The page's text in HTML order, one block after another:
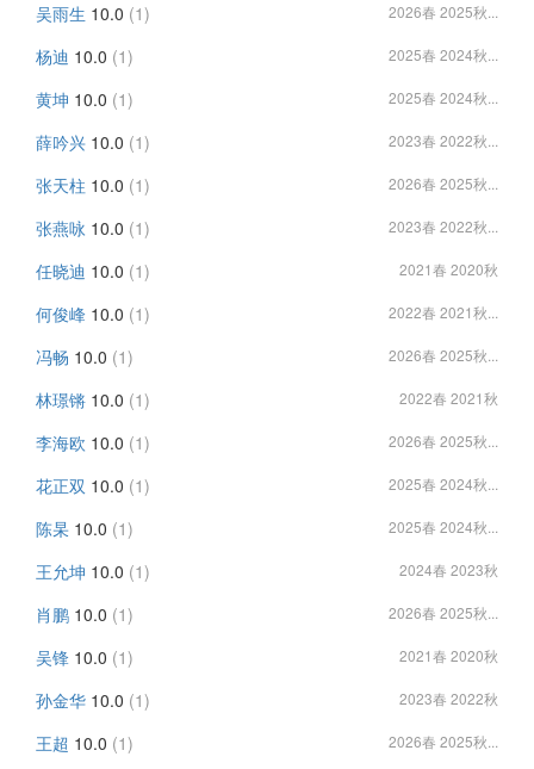
吴雨生 10.0 (1) 2026春 2025秋...
杨迪 10.0 (1) 2025春 2024秋...
黄坤 10.0 (1) 2025春 2024秋...
薛吟兴 10.0 (1) 2023春 2022秋...
张天柱 10.0 (1) 2026春 2025秋...
张燕咏 10.0 (1) 2023春 2022秋...
任晓迪 10.0 (1) 2021春 2020秋
何俊峰 10.0 (1) 2022春 2021秋...
冯畅 10.0 (1) 2026春 2025秋...
林璟锵 10.0 (1) 2022春 2021秋
李海欧 10.0 (1) 2026春 2025秋...
花正双 10.0 (1) 2025春 2024秋...
陈杲 10.0 (1) 2025春 2024秋...
王允坤 10.0 (1) 2024春 2023秋
肖鹏 10.0 (1) 2026春 2025秋...
吴锋 10.0 (1) 2021春 2020秋
孙金华 10.0 (1) 2023春 2022秋
王超 10.0 (1) 2026春 2025秋...